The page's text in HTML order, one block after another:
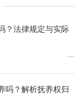
？法律规定与实际
吗？解析抚养权归